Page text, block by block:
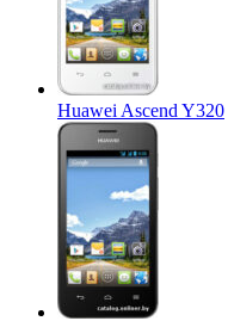
Huawei Ascend Y320